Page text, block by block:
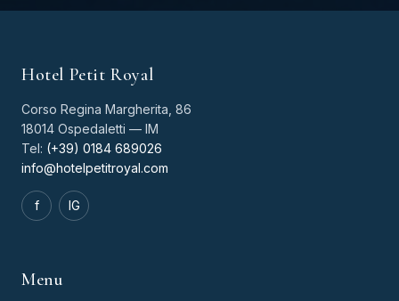
Hotel Petit Royal
Corso Regina Margherita, 86
18014 Ospedaletti — IM
Tel: (+39) 0184 689026
info@hotelpetitroyal.com
f IG
Menu